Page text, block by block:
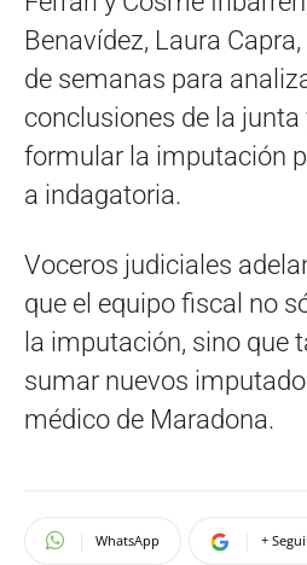
Benavídez, Laura
de semanas para
conclusiones de la junta
formular la imputación
a indagatoria.
Voceros judiciales
que el equipo fiscal no
la imputación, sino que
sumar nuevos
médico de Maradona.
WhatsApp +